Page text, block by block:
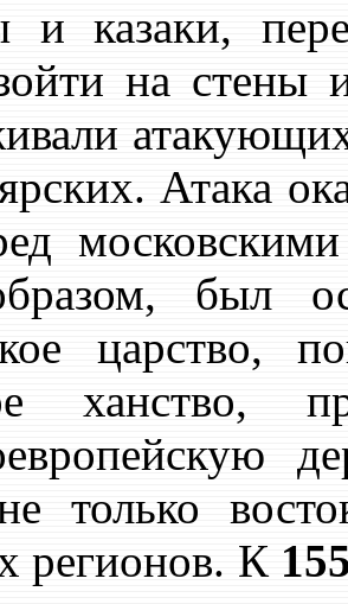
и казаки,
на
Атака
был
царство,
ханство,
только
регионов. К